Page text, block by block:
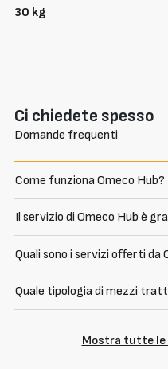
30 kg
Ci chiedete spesso
Domande frequenti
Come funziona Omeco Hub?
Il servizio di Omeco Hub è
Quali sono i servizi offerti da
Quale tipologia di mezzi
Mostra tutte